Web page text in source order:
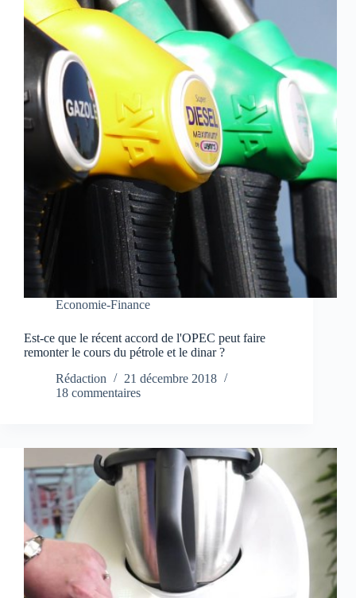
Economie-Finance
Est-ce que le récent accord de l'OPEC peut faire
remonter le cours du pétrole et le dinar ?
Rédaction
21 décembre 2018
18 commentaires